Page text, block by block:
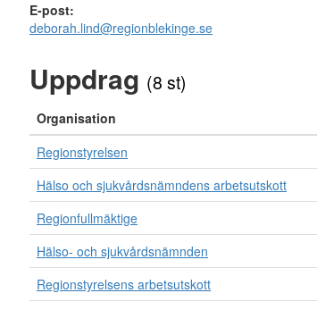
E-post:
deborah.lind@regionblekinge.se
Uppdrag (8 st)
Organisation
Regionstyrelsen
Hälso och sjukvårdsnämndens arbetsutskott
Regionfullmäktige
Hälso- och sjukvårdsnämnden
Regionstyrelsens arbetsutskott